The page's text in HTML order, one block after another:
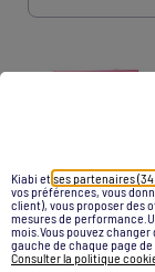
Kiabi etses partenaires
vos préférences, vous
client), vous proposer des
mesures de
mois.Vous pouvez changer
gauche de chaque page de
Consulter la politique